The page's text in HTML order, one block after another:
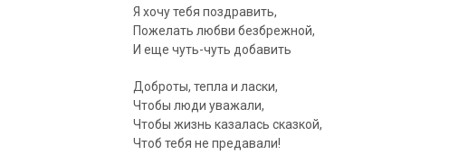
Я хочу тебя поздравить,
Пожелать любви безбрежной,
И еще чуть-чуть добавить
Доброты, тепла и ласки,
Чтобы люди уважали,
Чтобы жизнь казалась сказкой,
Чтоб тебя не предавали!